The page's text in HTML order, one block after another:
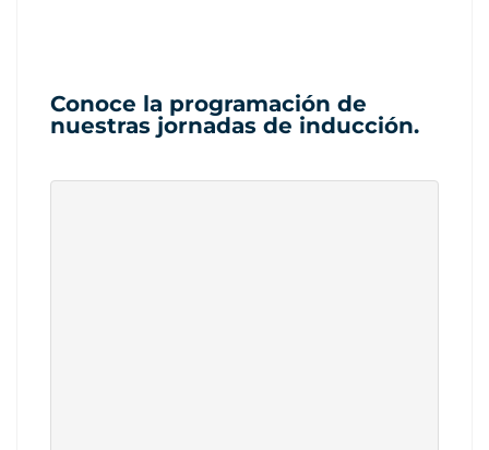
Conoce la programación de
nuestras jornadas de inducción.